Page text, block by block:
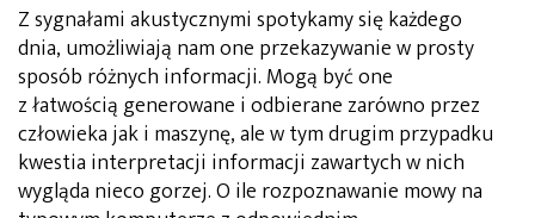
Z sygnałami akustycznymi spotykamy się każdego
dnia, umożliwiają nam one przekazywanie w prosty
sposób różnych informacji. Mogą być one
z łatwością generowane i odbierane zarówno przez
człowieka jak i maszynę, ale w tym drugim przypadku
kwestia interpretacji informacji zawartych w nich
wygląda nieco gorzej. O ile rozpoznawanie mowy na